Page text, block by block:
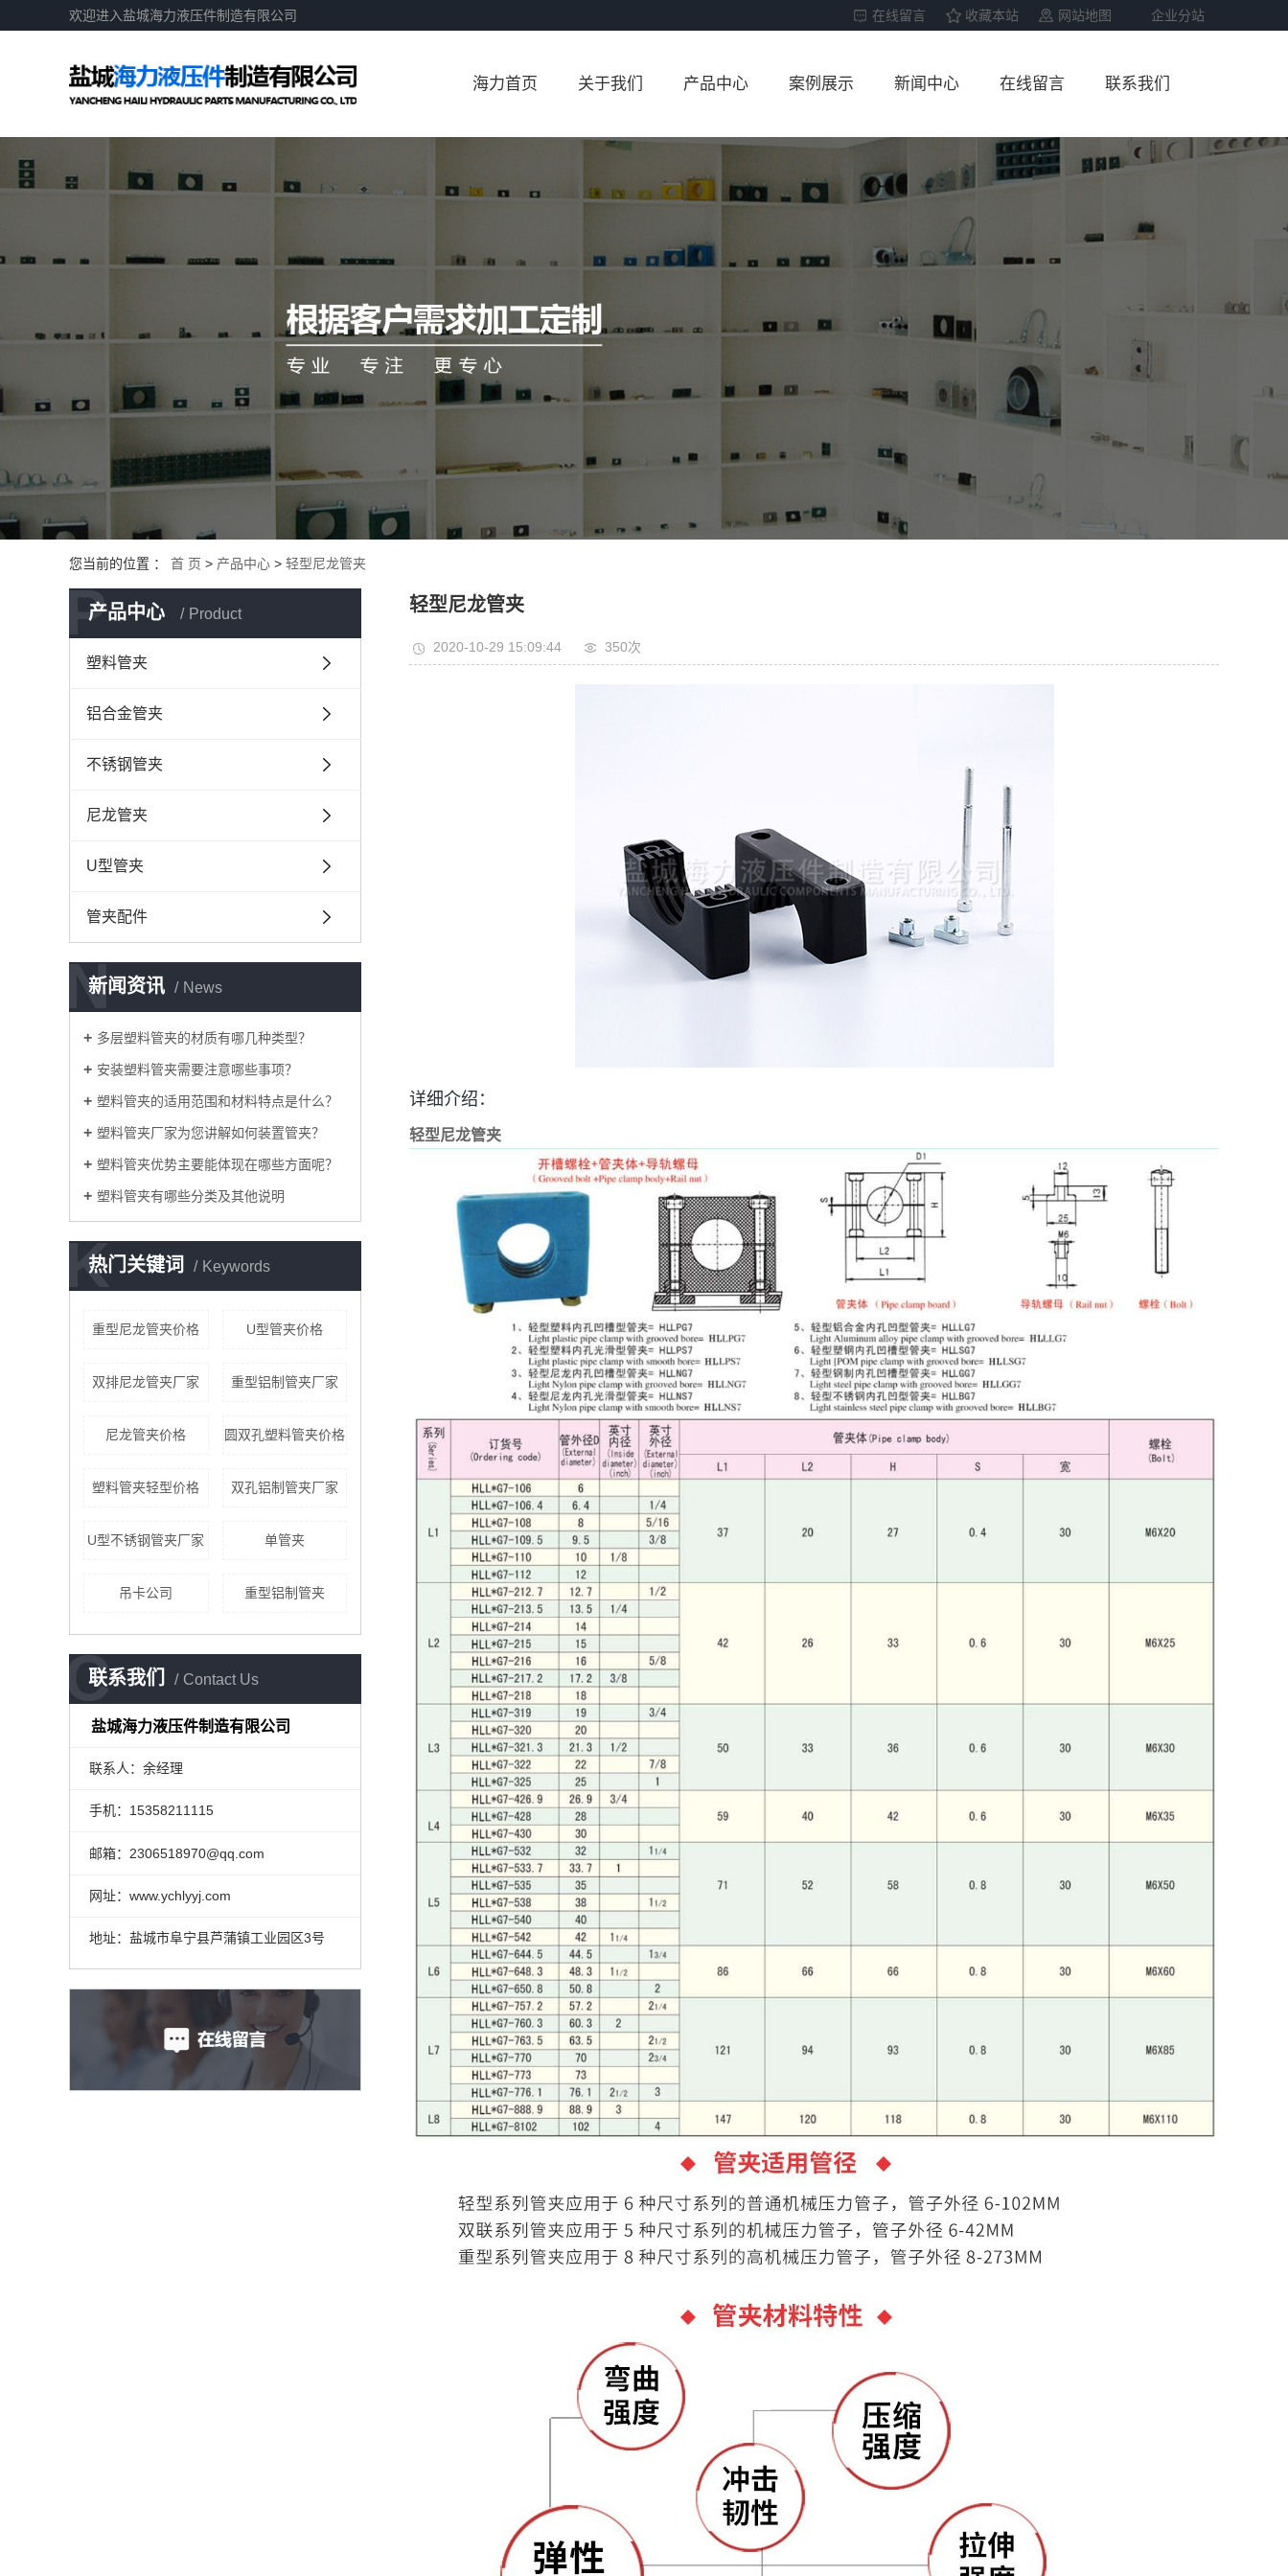
在线留言 收藏本站 网站地图 企业分站
欢迎进入盐城海力液压件制造有限公司
海力首页 关于我们
公司简介
产品中心
铝合金管夹
尼龙管夹
管夹配件
案例展示 新闻中心
行业资讯
在线留言 联系我们
联系我们
您当前的位置 ： 首 页 > 产品中心 > 轻型尼龙管夹
产品中心 Product
P
塑料管夹
铝合金管夹
不锈钢管夹
尼龙管夹
U型管夹
管夹配件
新闻资讯 News
N
多层塑料管夹的材质有哪几种类型？
安装塑料管夹需要注意哪些事项？
塑料管夹的适用范围和材料特点是什么？
塑料管夹厂家为您讲解如何装置管夹？
塑料管夹优势主要能体现在哪些方面呢？
塑料管夹有哪些分类及其他说明
热门关键词 Keywords
K
重型尼龙管夹价格 U型管夹价格
双排尼龙管夹厂家 重型铝制管夹厂家
尼龙管夹价格 圆双孔塑料管夹价格
塑料管夹轻型价格 双孔铝制管夹厂家
U型不锈钢管夹厂家 单管夹
吊卡公司 重型铝制管夹
联系我们 Contact Us
C
盐城海力液压件制造有限公司
联系人：余经理
手机：15358211115
邮箱：2306518970@qq.com
网址：www.ychlyyj.com
地址：盐城市阜宁县芦蒲镇工业园区3号
轻型尼龙管夹
2020-10-29 15:09:44 350次
详细介绍：
轻型尼龙管夹